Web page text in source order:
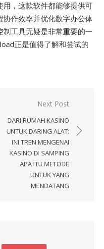
，这款软件都能够提供可
作效率并优化数字办公体
工具无疑是非常重要的一
正是值得了解和尝试的
Next Post
DARI RUMAH KASINO
UNTUK DARING ALAT:
INI TREN MENGENAI
KASINO DI SAMPING
APA ITU METODE
UNTUK YANG
MENDATANG